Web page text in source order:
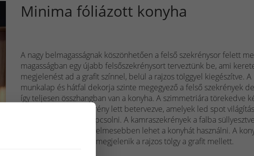
Minima fóliázott konyha
A nagy belmagasságnak köszönhetően a felső szekrénysor felett
magasságban egy újabb felsőszekrénysort terveztünk be, ami
megjelenést ad a grafit színnel, belül a rajzos tölggyel kiegészítve.
munkalap és hátfal dekorja szinte megegyező a felső szekrények
így teljesen összhangban van a konyha. A szimmetriára törekedve
1-1 üveges tálalószekrény lett betervezve, amelyek led spot
amiket külön lehet kapcsolni. A kamraszekrények a falba
megtervezve, így kényelmesebben lehet a konyhát használni. A
nyitott részén szintén megjelenik a rajzos tölgy a grafit mellett.